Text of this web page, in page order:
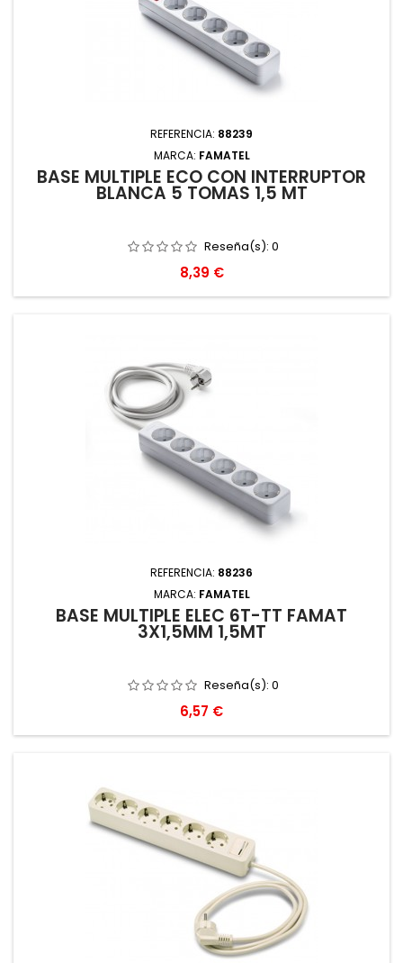
REFERENCIA: 88239
MARCA: FAMATEL
BASE MULTIPLE ECO CON INTERRUPTOR
BLANCA 5 TOMAS 1,5 MT
Reseña(s): 0
Precio
8,39 €
REFERENCIA: 88236
MARCA: FAMATEL
BASE MULTIPLE ELEC 6T-TT FAMAT
3X1,5MM 1,5MT
Reseña(s): 0
Precio
6,57 €